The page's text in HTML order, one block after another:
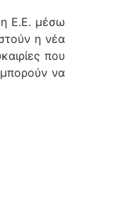
η Ε.Ε. μέσω
η νέα
που
να